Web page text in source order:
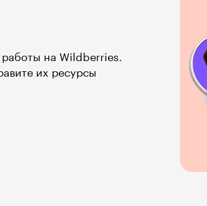
работы на Wildberries.
их ресурсы